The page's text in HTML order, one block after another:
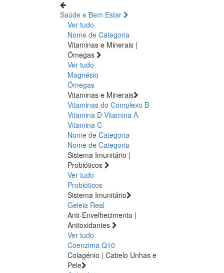
Saúde e Bem Estar
Ver tudo
Nome de Categoria
Vitaminas e Minerais |
Ómegas
Ver tudo
Magnésio
Ómegas
Vitaminas e Minerais
Vitaminas do Complexo B
Vitamina D Vitamina A
Vitamina C
Nome de Categoria
Nome de Categoria
Sistema Imunitário |
Probióticos
Ver tudo
Probióticos
Sistema Imunitário
Geleia Real
Anti-Envelhecimento |
Antioxidantes
Ver tudo
Coenzima Q10
Colagénio | Cabelo Unhas e
Pele